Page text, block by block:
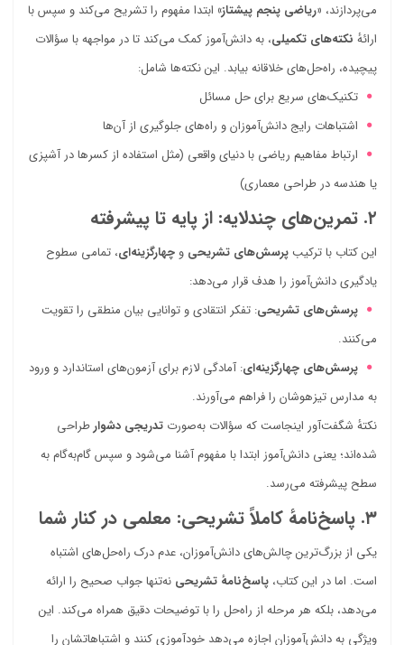
می‌پردازند، «ریاضی پنجم پیشتاز» ابتدا مفهوم را تشریح می‌کند و سپس با
ارائهٔ نکته‌های تکمیلی، به دانش‌آموز کمک می‌کند تا در مواجهه با سؤالات
پیچیده، راه‌حل‌های خلاقانه بیابد. این نکته‌ها شامل:
تکنیک‌های سریع برای حل مسائل
اشتباهات رایج دانش‌آموزان و راه‌های جلوگیری از آن‌ها
ارتباط مفاهیم ریاضی با دنیای واقعی (مثل استفاده از کسرها در آشپزی
یا هندسه در طراحی معماری)
۲. تمرین‌های چندلایه: از پایه تا پیشرفته
این کتاب با ترکیب پرسش‌های تشریحی و چهارگزینه‌ای، تمامی سطوح
یادگیری دانش‌آموز را هدف قرار می‌دهد:
پرسش‌های تشریحی: تفکر انتقادی و توانایی بیان منطقی را تقویت
می‌کنند.
پرسش‌های چهارگزینه‌ای: آمادگی لازم برای آزمون‌های استاندارد و ورود
به مدارس تیزهوشان را فراهم می‌آورند.
نکتهٔ شگفت‌آور اینجاست که سؤالات به‌صورت تدریجی دشوارطراحی
شده‌اند؛ یعنی دانش‌آموز ابتدا با مفهوم آشنا می‌شود و سپس گام‌به‌گام به
سطح پیشرفته می‌رسد.
۳. پاسخ‌نامهٔ کاملاً تشریحی: معلمی در کنار شما
یکی از بزرگ‌ترین چالش‌های دانش‌آموزان، عدم درک راه‌حل‌های اشتباه
است. اما در این کتاب، پاسخ‌نامهٔ تشریحی نه‌تنها جواب صحیح را ارائه
می‌دهد، بلکه هر مرحله از راه‌حل را با توضیحات دقیق همراه می‌کند. این
ویژگی به دانش‌آموزان اجازه می‌دهد خودآموزی کنند و اشتباهاتشان را